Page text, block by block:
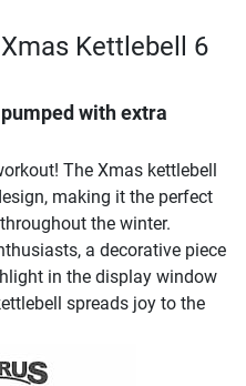
Kettlebell 6
with extra
The Xmas kettlebell
making it the perfect
the winter.
a decorative piece
in the display window
spreads joy to the